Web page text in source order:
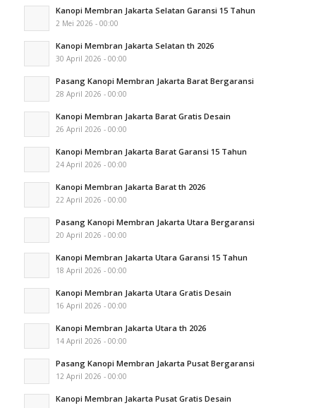
Kanopi Membran Jakarta Selatan Garansi 15 Tahun
2 Mei 2026 - 00:00
Kanopi Membran Jakarta Selatan th 2026
30 April 2026 - 00:00
Pasang Kanopi Membran Jakarta Barat Bergaransi
28 April 2026 - 00:00
Kanopi Membran Jakarta Barat Gratis Desain
26 April 2026 - 00:00
Kanopi Membran Jakarta Barat Garansi 15 Tahun
24 April 2026 - 00:00
Kanopi Membran Jakarta Barat th 2026
22 April 2026 - 00:00
Pasang Kanopi Membran Jakarta Utara Bergaransi
20 April 2026 - 00:00
Kanopi Membran Jakarta Utara Garansi 15 Tahun
18 April 2026 - 00:00
Kanopi Membran Jakarta Utara Gratis Desain
16 April 2026 - 00:00
Kanopi Membran Jakarta Utara th 2026
14 April 2026 - 00:00
Pasang Kanopi Membran Jakarta Pusat Bergaransi
12 April 2026 - 00:00
Kanopi Membran Jakarta Pusat Gratis Desain